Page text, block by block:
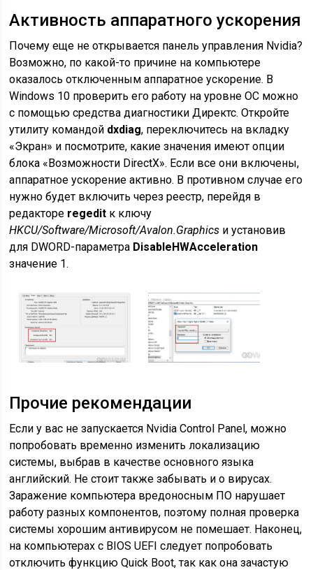
Активность аппаратного ускорения
Почему еще не открывается панель управления Nvidia?
Возможно, по какой-то причине на компьютере
оказалось отключенным аппаратное ускорение. В
Windows 10 проверить его работу на уровне ОС можно
с помощью средства диагностики Директс. Откройте
утилиту командой dxdiag, переключитесь на вкладку
«Экран» и посмотрите, какие значения имеют опции
блока «Возможности DirectX». Если все они включены,
аппаратное ускорение активно. В противном случае его
нужно будет включить через реестр, перейдя в
редакторе regedit к ключу
HKCU/Software/Microsoft/Avalon.Graphics и установив
для DWORD-параметра DisableHWAcceleration
значение 1.
Прочие рекомендации
Если у вас не запускается Nvidia Control Panel, можно
попробовать временно изменить локализацию
системы, выбрав в качестве основного языка
английский. Не стоит также забывать и о вирусах.
Заражение компьютера вредоносным ПО нарушает
работу разных компонентов, поэтому полная проверка
системы хорошим антивирусом не помешает. Наконец,
на компьютерах с BIOS UEFI следует попробовать
отключить функцию Quick Boot, так как она зачастую